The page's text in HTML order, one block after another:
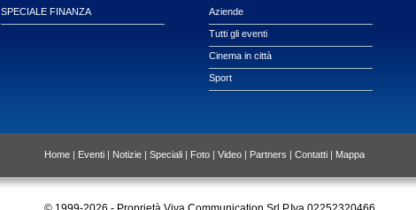
SPECIALE FINANZA Aziende
Tutti gli eventi
Cinema in città
Sport
Home | Eventi | Notizie | Speciali | Foto | Video | Partners | Contatti | Mappa